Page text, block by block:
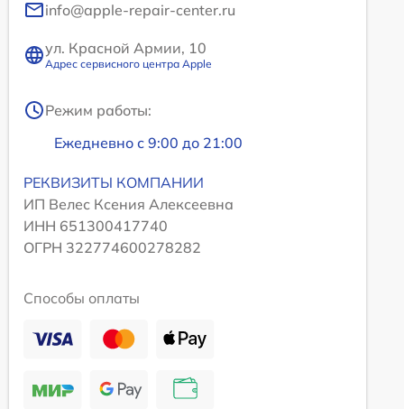
info@apple-repair-center.ru
ул. Красной Армии, 10
Адрес сервисного центра Apple
Режим работы:
Ежедневно с 9:00 до 21:00
РЕКВИЗИТЫ КОМПАНИИ
ИП Велес Ксения Алексеевна
ИНН 651300417740
ОГРН 322774600278282
Способы оплаты